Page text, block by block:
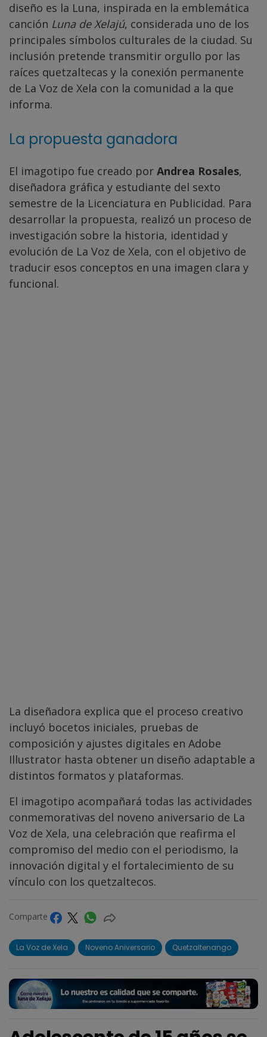
diseño es la Luna, inspirada en la emblemática
canción Luna de Xelajú, considerada uno de los
principales símbolos culturales de la ciudad. Su
inclusión pretende transmitir orgullo por las
raíces quetzaltecas y la conexión permanente
de La Voz de Xela con la comunidad a la que
informa.
La propuesta ganadora
El imagotipo fue creado por Andrea Rosales,
diseñadora gráfica y estudiante del sexto
semestre de la Licenciatura en Publicidad. Para
desarrollar la propuesta, realizó un proceso de
investigación sobre la historia, identidad y
evolución de La Voz de Xela, con el objetivo de
traducir esos conceptos en una imagen clara y
funcional.
La diseñadora explica que el proceso creativo
incluyó bocetos iniciales, pruebas de
composición y ajustes digitales en Adobe
Illustrator hasta obtener un diseño adaptable a
distintos formatos y plataformas.
El imagotipo acompañará todas las actividades
conmemorativas del noveno aniversario de La
Voz de Xela, una celebración que reafirma el
compromiso del medio con el periodismo, la
innovación digital y el fortalecimiento de su
vínculo con los quetzaltecos.
Comparte
La Voz de Xela Noveno Aniversario Quetzaltenango